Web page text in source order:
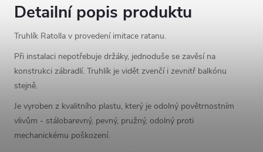
Detailní popis produktu
Truhlík Ratolla v provedení imitace ratanu.
Při instalaci nepotřebuje držáky, jednoduše se zavěsí na
konstrukci zábradlí. Truhlík je vidět zvenčí i zevnitř balkónu
stejně.
Je vyroben z kvalitního plastu, který je odolný povětrnostním
vlivům - stálobarevný, pevný, pružný, odolný proti
mechanickému poškození.